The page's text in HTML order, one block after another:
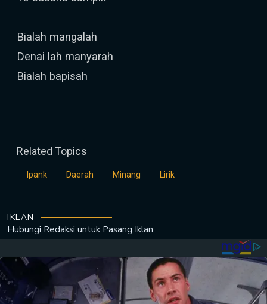
Bialah mangalah
Denai lah manyarah
Bialah bapisah
Related Topics
Ipank Daerah Minang Lirik
IKLAN
Hubungi Redaksi untuk Pasang Iklan